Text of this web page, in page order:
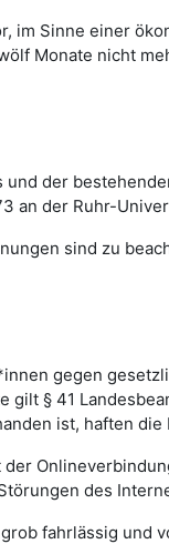
im Sinne einer
Monate nicht
der
an der Ruhr-
sind zu
gegen
gilt § 41
ist, haften
des
fahrlässig und